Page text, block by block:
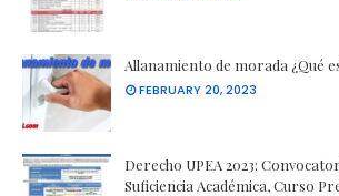
Allanamiento de morada ¿Qué
FEBRUARY 20, 2023
Derecho UPEA 2023:
Suficiencia Académica, Curso